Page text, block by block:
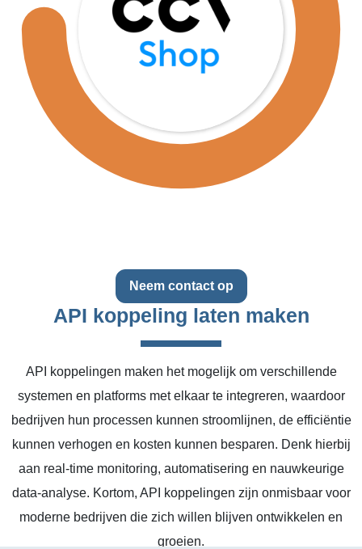
Neem contact op
API koppeling laten maken
API koppelingen maken het mogelijk om verschillende
systemen en platforms met elkaar te integreren, waardoor
bedrijven hun processen kunnen stroomlijnen, de efficiëntie
kunnen verhogen en kosten kunnen besparen. Denk hierbij
aan real-time monitoring, automatisering en nauwkeurige
data-analyse. Kortom, API koppelingen zijn onmisbaar voor
moderne bedrijven die zich willen blijven ontwikkelen en
groeien.